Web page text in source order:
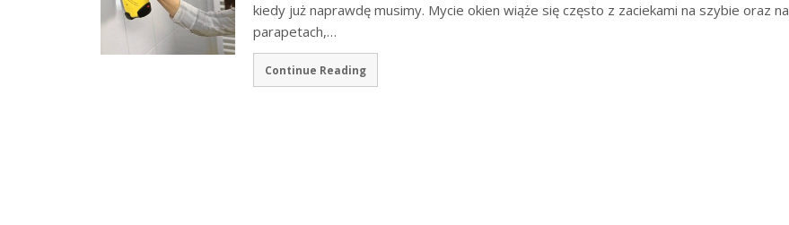
kiedy już naprawdę musimy. Mycie okien wiąże się często z zaciekami na szybie oraz na
parapetach,…
Continue Reading